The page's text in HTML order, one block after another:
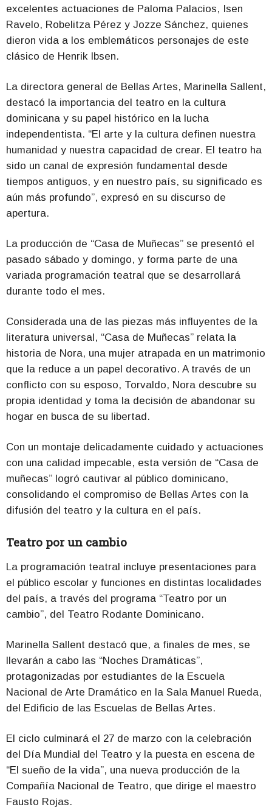
excelentes actuaciones de Paloma Palacios, Isen
Ravelo, Robelitza Pérez y Jozze Sánchez, quienes
dieron vida a los emblemáticos personajes de este
clásico de Henrik Ibsen.
La directora general de Bellas Artes, Marinella Sallent,
destacó la importancia del teatro en la cultura
dominicana y su papel histórico en la lucha
independentista. “El arte y la cultura definen nuestra
humanidad y nuestra capacidad de crear. El teatro ha
sido un canal de expresión fundamental desde
tiempos antiguos, y en nuestro país, su significado es
aún más profundo”, expresó en su discurso de
apertura.
La producción de “Casa de Muñecas” se presentó el
pasado sábado y domingo, y forma parte de una
variada programación teatral que se desarrollará
durante todo el mes.
Considerada una de las piezas más influyentes de la
literatura universal, “Casa de Muñecas” relata la
historia de Nora, una mujer atrapada en un matrimonio
que la reduce a un papel decorativo. A través de un
conflicto con su esposo, Torvaldo, Nora descubre su
propia identidad y toma la decisión de abandonar su
hogar en busca de su libertad.
Con un montaje delicadamente cuidado y actuaciones
con una calidad impecable, esta versión de “Casa de
muñecas” logró cautivar al público dominicano,
consolidando el compromiso de Bellas Artes con la
difusión del teatro y la cultura en el país.
Teatro por un cambio
La programación teatral incluye presentaciones para
el público escolar y funciones en distintas localidades
del país, a través del programa “Teatro por un
cambio”, del Teatro Rodante Dominicano.
Marinella Sallent destacó que, a finales de mes, se
llevarán a cabo las “Noches Dramáticas”,
protagonizadas por estudiantes de la Escuela
Nacional de Arte Dramático en la Sala Manuel Rueda,
del Edificio de las Escuelas de Bellas Artes.
El ciclo culminará el 27 de marzo con la celebración
del Día Mundial del Teatro y la puesta en escena de
“El sueño de la vida”, una nueva producción de la
Compañía Nacional de Teatro, que dirige el maestro
Fausto Rojas.